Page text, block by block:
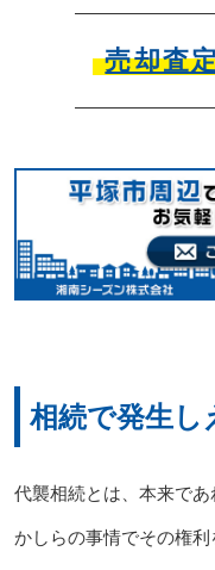
売却査
相続で発生し
代襲相続とは、本来で
かしらの事情でその権